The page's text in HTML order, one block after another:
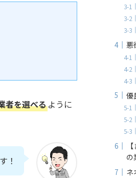
者を選べるように
！
悪
優
の
ネ